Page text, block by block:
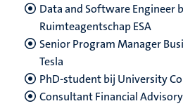
Data and Software Engineer
Ruimteagentschap ESA
Senior Program Manager
Tesla
PhD-student bij University
Consultant Financial